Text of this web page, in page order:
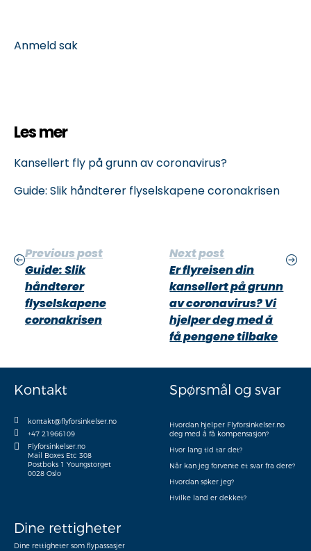
Anmeld sak
Les mer
Kansellert fly på grunn av coronavirus?
Guide: Slik håndterer flyselskapene coronakrisen
Previous post
Guide: Slik
håndterer
flyselskapene
coronakrisen
Next post
Er flyreisen din
kansellert på grunn
av coronavirus? Vi
hjelper deg med å
få pengene tilbake
Kontakt Spørsmål og svar
kontakt@flyforsinkelser.no
+47 21966109
Flyforsinkelser.no
Mail Boxes Etc 308
Postboks 1 Youngstorget
0028 Oslo
Hvordan hjelper Flyforsinkelser.no
deg med å få kompensasjon?
Hvor lang tid tar det?
Når kan jeg forvente et svar fra dere?
Hvordan søker jeg?
Hvilke land er dekket?
Dine rettigheter
Dine rettigheter som flypassasjer